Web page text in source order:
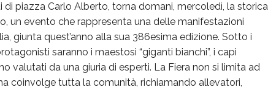
piazza Carlo Alberto, torna domani, mercoledì, la storica
un evento che rappresenta una delle manifestazioni
giunta quest’anno alla sua 386esima edizione. Sotto i
saranno i maestosi “giganti bianchi”, i capi
valutati da una giuria di esperti. La Fiera non si limita ad
coinvolge tutta la comunità, richiamando allevatori,